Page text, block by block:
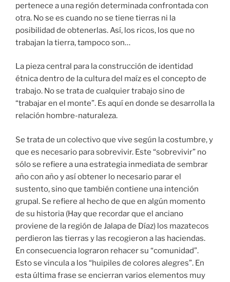
pertenece a una región determinada confrontada con
otra. No se es cuando no se tiene tierras ni la
posibilidad de obtenerlas. Así, los ricos, los que no
trabajan la tierra, tampoco son…
La pieza central para la construcción de identidad
étnica dentro de la cultura del maíz es el concepto de
trabajo. No se trata de cualquier trabajo sino de
“trabajar en el monte”. Es aquí en donde se desarrolla la
relación hombre-naturaleza.
Se trata de un colectivo que vive según la costumbre, y
que es necesario para sobrevivir. Este “sobrevivir” no
sólo se refiere a una estrategia inmediata de sembrar
año con año y así obtener lo necesario parar el
sustento, sino que también contiene una intención
grupal. Se refiere al hecho de que en algún momento
de su historia (Hay que recordar que el anciano
proviene de la región de Jalapa de Díaz) los mazatecos
perdieron las tierras y las recogieron a las haciendas.
En consecuencia lograron rehacer su “comunidad”.
Esto se vincula a los “huipiles de colores alegres”. En
esta última frase se encierran varios elementos muy